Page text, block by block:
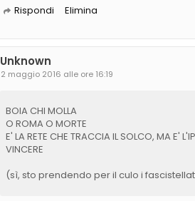
Rispondi Elimina
Unknown
2 maggio 2016 alle ore 16:19
BOIA CHI MOLLA
O ROMA O MORTE
E' LA RETE CHE TRACCIA IL SOLCO, MA E'
VINCERE
(sì, sto prendendo per il culo i